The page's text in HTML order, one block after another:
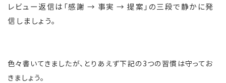
レビュー返信は「感謝 → 事実 → 提案」の三段で静かに発
信しましょう。
色々書いてきましたが、とりあえず下記の3つの習慣は守ってお
きましょう。